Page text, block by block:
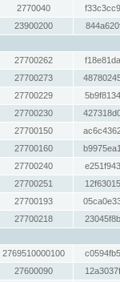
2770040
23900200
27700262
27700273
27700229
27700230
27700150
27700160
27700240
27700251
27700193
27700218
2769510000100
27600090